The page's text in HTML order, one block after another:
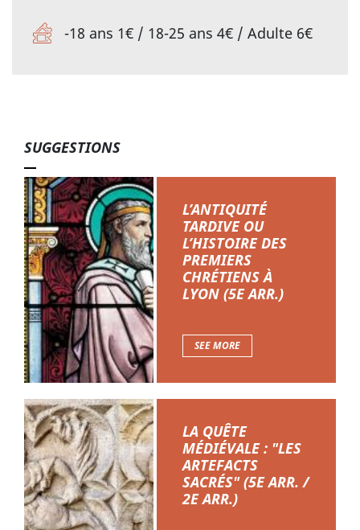
-18 ans 1€ / 18-25 ans 4€ / Adulte 6€
SUGGESTIONS
L’ANTIQUITÉ
TARDIVE OU
L’HISTOIRE DES
PREMIERS
CHRÉTIENS À
LYON (5E ARR.)
SEE MORE
LA QUÊTE
MÉDIÉVALE : "LES
ARTEFACTS
SACRÉS" (5E ARR. /
2E ARR.)